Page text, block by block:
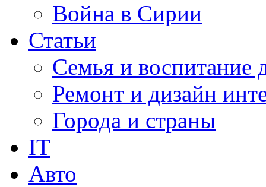
Война в Сирии
Статьи
Семья и воспитание
Ремонт и дизайн
Города и страны
IT
Авто